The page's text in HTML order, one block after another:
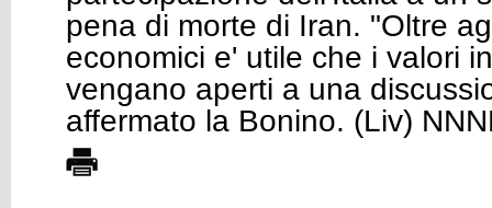
pena di morte di Iran. "Oltre
economici e' utile che i valori
vengano aperti a una
affermato la Bonino. (Liv)